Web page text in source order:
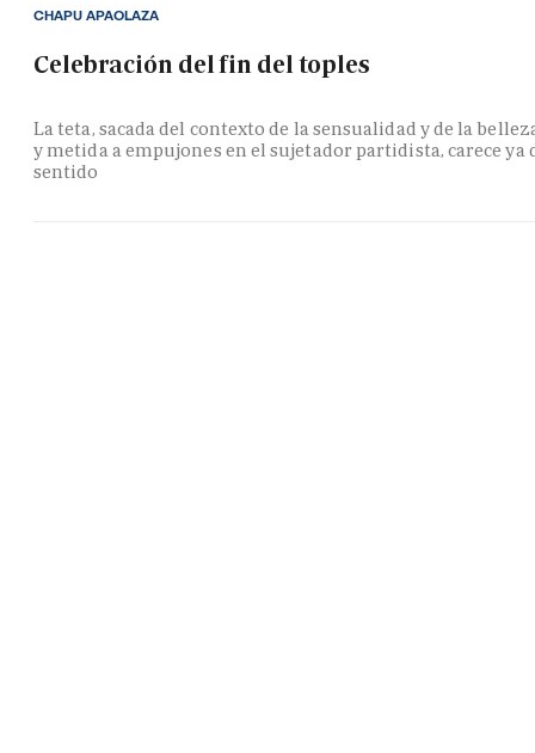
Celebración del fin del toples
La teta, sacada del contexto de la sensualidad y de la
y metida a empujones en el sujetador partidista, carece ya
sentido
CHAPU APAOLAZA